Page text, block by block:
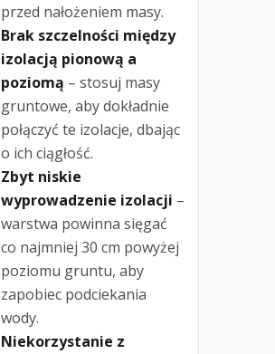
przed nałożeniem masy.
Brak szczelności między
izolacją pionową a
poziomą – stosuj masy
gruntowe, aby dokładnie
połączyć te izolacje, dbając
o ich ciągłość.
Zbyt niskie
wyprowadzenie izolacji –
warstwa powinna sięgać
co najmniej 30 cm powyżej
poziomu gruntu, aby
zapobiec podciekania
wody.
Niekorzystanie z